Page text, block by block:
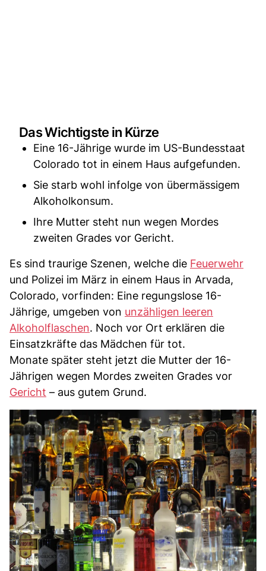
Das Wichtigste in Kürze
Eine 16-Jährige wurde im US-Bundesstaat
Colorado tot in einem Haus aufgefunden.
Sie starb wohl infolge von übermässigem
Alkoholkonsum.
Ihre Mutter steht nun wegen Mordes
zweiten Grades vor Gericht.
Es sind traurige Szenen, welche die Feuerwehr
und Polizei im März in einem Haus in Arvada,
Colorado, vorfinden: Eine regungslose 16-
Jährige, umgeben von unzähligen leeren
Alkoholflaschen. Noch vor Ort erklären die
Einsatzkräfte das Mädchen für tot.
Monate später steht jetzt die Mutter der 16-
Jährigen wegen Mordes zweiten Grades vor
Gericht – aus gutem Grund.